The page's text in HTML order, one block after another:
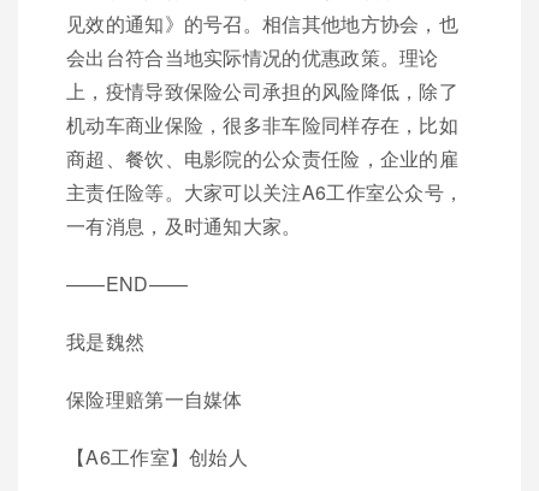
见效的通知》的号召。相信其他地方协会，也
会出台符合当地实际情况的优惠政策。理论
上，疫情导致保险公司承担的风险降低，除了
机动车商业保险，很多非车险同样存在，比如
商超、餐饮、电影院的公众责任险，企业的雇
主责任险等。大家可以关注A6工作室公众号，
一有消息，及时通知大家。
——END——
我是魏然
保险理赔第一自媒体
【A6工作室】创始人